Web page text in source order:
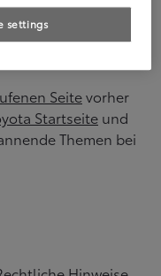
nicht gefunden
Seitevorher
Startseite und
Themen bei
settings